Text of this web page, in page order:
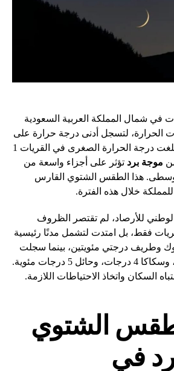
في شمال المملكة العربية السعودية
الحرارة، لتسجل أدنى درجة حرارة على
مستوى البلاد اليوم. وبلغت درجة الحرارة الصغرى في القريات 1
موجة برد تؤثر على أجزاء واسعة من
هذا الطقس الشتوي القارس
خلال هذه الفترة.
الوطني للأرصاد، لم تقتصر الظروف
فقط، بل امتدت لتشمل مدنًا رئيسية
وطريف درجتي مئويتين، بينما سجلت
عرعر 3 درجات مئوية، وسكاكا 4 درجات، وحائل 5 درجات مئوية.
السكان واتخاذ الاحتياطات اللازمة.
الشتوي
في